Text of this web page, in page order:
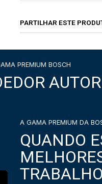
PARTILHAR ESTE
PREMIUM BOSCH
A GAMA PREMIUM DA
QUANDO
TRABALHO